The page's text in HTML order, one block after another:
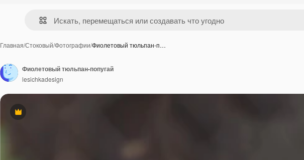
Главная/Стоковый/Фотографии/Фиолетовый тюльпан-п…
Премиум
Фиолетовый тюльпан-попугай
lesichkadesign